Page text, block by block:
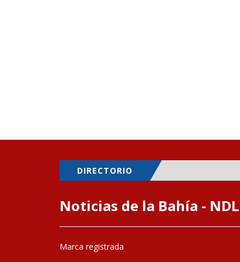
DIRECTORIO
Noticias de la Bahía -
Marca registrada